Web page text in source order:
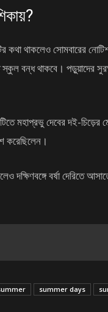
কথা থাকলেও সোমবারের
বন্ধ থাকবে। পড়ুয়াদের
মহাপ্রভু দেবের দই-
করেছিলেন।
দক্ষিণবঙ্গে বর্ষা
summer days